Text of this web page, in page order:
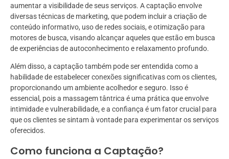
aumentar a visibilidade de seus serviços. A captação envolve
diversas técnicas de marketing, que podem incluir a criação de
conteúdo informativo, uso de redes sociais, e otimização para
motores de busca, visando alcançar aqueles que estão em busca
de experiências de autoconhecimento e relaxamento profundo.
Além disso, a captação também pode ser entendida como a
habilidade de estabelecer conexões significativas com os clientes,
proporcionando um ambiente acolhedor e seguro. Isso é
essencial, pois a massagem tântrica é uma prática que envolve
intimidade e vulnerabilidade, e a confiança é um fator crucial para
que os clientes se sintam à vontade para experimentar os serviços
oferecidos.
Como funciona a Captação?